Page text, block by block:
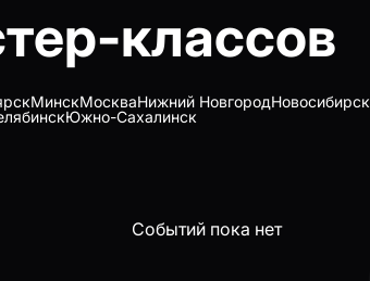
классов
МинскМоскваНижний НовгородНовосибирск
Южно-Сахалинск
Событий пока нет